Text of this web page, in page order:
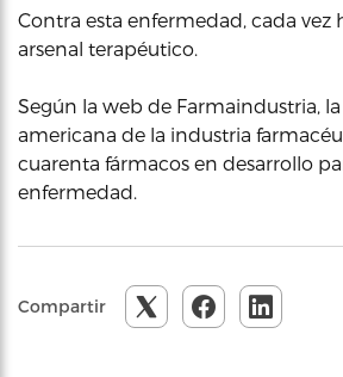
Contra esta enfermedad, cada vez
arsenal terapéutico.
Según la web de Farmaindustria,
americana de la industria
cuarenta fármacos en desarrollo
enfermedad.
Compartir